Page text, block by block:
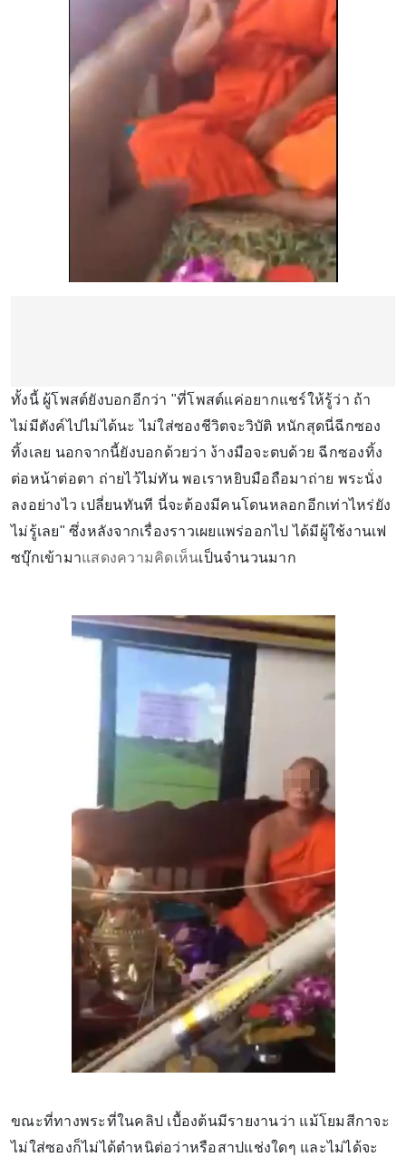
ทั้งนี้ ผู้โพสต์ยังบอกอีกว่า "ที่โพสต์แค่อยากแชร์ให้รู้ว่า ถ้า
ไม่มีตังค์ไปไม่ได้นะ ไม่ใส่ซองชีวิตจะวิบัติ หนักสุดนี่ฉีกซอง
ทิ้งเลย นอกจากนี้ยังบอกด้วยว่า ง้างมือจะตบด้วย ฉีกซองทิ้ง
ต่อหน้าต่อตา ถ่ายไว้ไม่ทัน พอเราหยิบมือถือมาถ่าย พระนั่ง
ลงอย่างไว เปลี่ยนทันที นี่จะต้องมีคนโดนหลอกอีกเท่าไหร่ยัง
ไม่รู้เลย" ซึ่งหลังจากเรื่องราวเผยแพร่ออกไป ได้มีผู้ใช้งานเฟ
ซบุ๊กเข้ามาแสดงความคิดเห็นเป็นจำนวนมาก
ขณะที่ทางพระที่ในคลิป เบื้องต้นมีรายงานว่า แม้โยมสีกาจะ
ไม่ใส่ซองก็ไม่ได้ตำหนิต่อว่าหรือสาปแช่งใดๆ และไม่ได้จะ